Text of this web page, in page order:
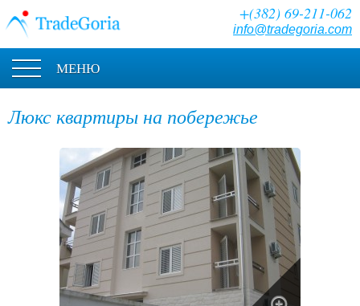
+(382) 69-211-062
info@tradegoria.com
МЕНЮ
Люкс квартиры на побережье